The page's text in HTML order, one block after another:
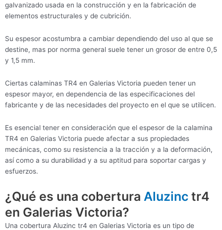
galvanizado usada en la construcción y en la fabricación de
elementos estructurales y de cubrición.
Su espesor acostumbra a cambiar dependiendo del uso al que se
destine, mas por norma general suele tener un grosor de entre 0,5
y 1,5 mm.
Ciertas calaminas TR4 en Galerias Victoria pueden tener un
espesor mayor, en dependencia de las especificaciones del
fabricante y de las necesidades del proyecto en el que se utilicen.
Es esencial tener en consideración que el espesor de la calamina
TR4 en Galerias Victoria puede afectar a sus propiedades
mecánicas, como su resistencia a la tracción y a la deformación,
así como a su durabilidad y a su aptitud para soportar cargas y
esfuerzos.
¿Qué es una cobertura Aluzinc tr4
en Galerias Victoria?
Una cobertura Aluzinc tr4 en Galerias Victoria es un tipo de